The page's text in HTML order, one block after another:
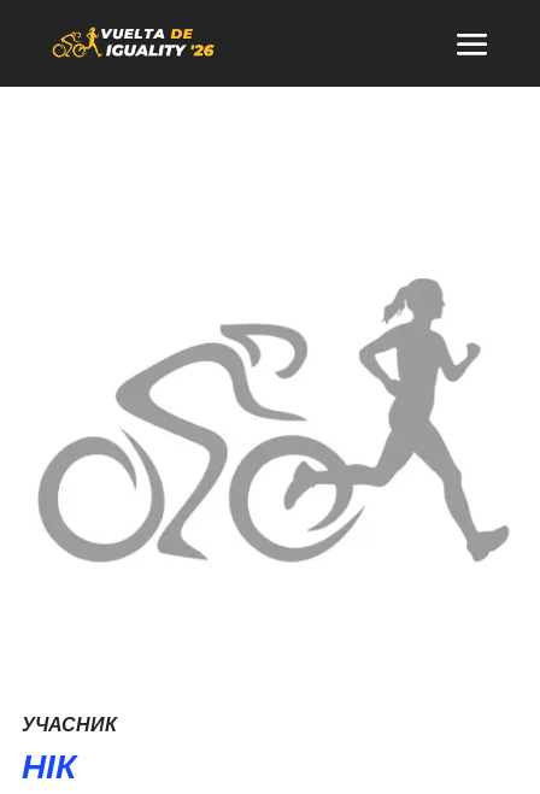
УЧАСНИК
НІК